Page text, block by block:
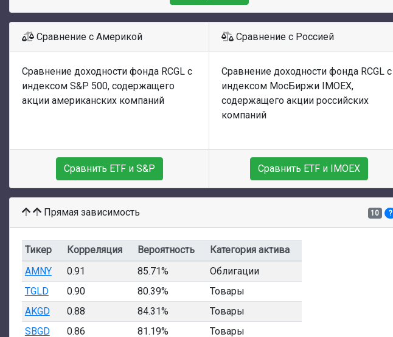
Сравнение с Америкой
Сравнение доходности фонда RCGL с
индексом S&P 500, содержащего
акции американских компаний
Сравнить ETF и S&P
Сравнение с Россией
Сравнение доходности фонда RCGL с
индексом МосБиржи IMOEX,
содержащего акции российских
компаний
Сравнить ETF и IMOEX
Прямая зависимость 10 ?
Тикер Корреляция Вероятность
Категория актива
AMNY
0.91 85.71%
Облигации
TGLD
0.90 80.39%
Товары
AKGD
0.88 84.31%
Товары
SBGD
0.86 81.19% Товары